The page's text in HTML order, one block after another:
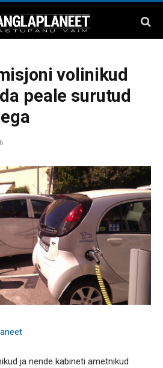
volinikud
peale surutud
ja nende kabineti ametnikud